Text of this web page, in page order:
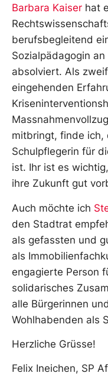
Barbara Kaiser hat
berufsbegleitend
Sozialpädagogin
absolviert. Als
eingehenden
mitbringt, finde ich,
Schulpflegerin für
ist. Ihr ist es
ihre Zukunft gut
Auch möchte ich
den Stadtrat
als gefassten und
als
engagierte Person
solidarisches
alle Bürgerinnen
Wohlhabenden als
Herzliche Grüsse!
Felix Ineichen, SP